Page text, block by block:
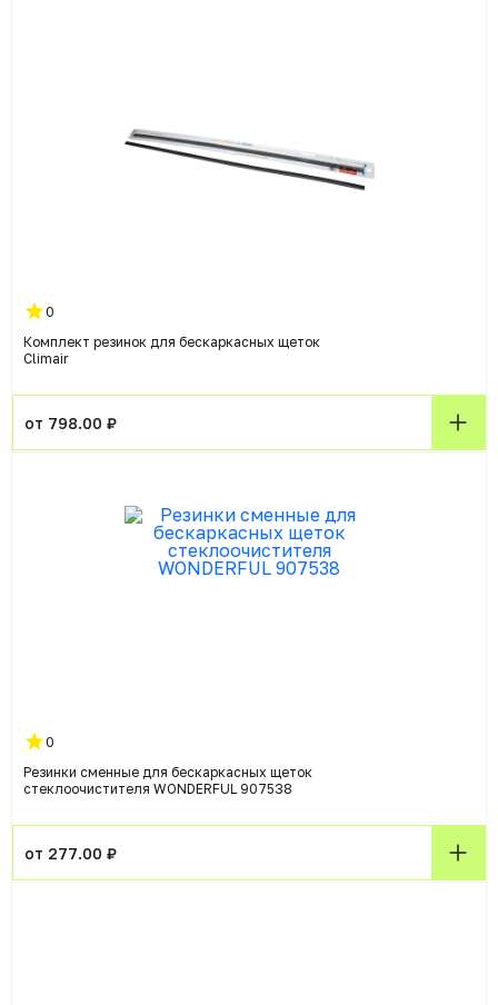
0
Комплект резинок для бескаркасных щеток
Climair
от 798.00 ₽
0
Резинки сменные для бескаркасных щеток
стеклоочистителя WONDERFUL 907538
от 277.00 ₽